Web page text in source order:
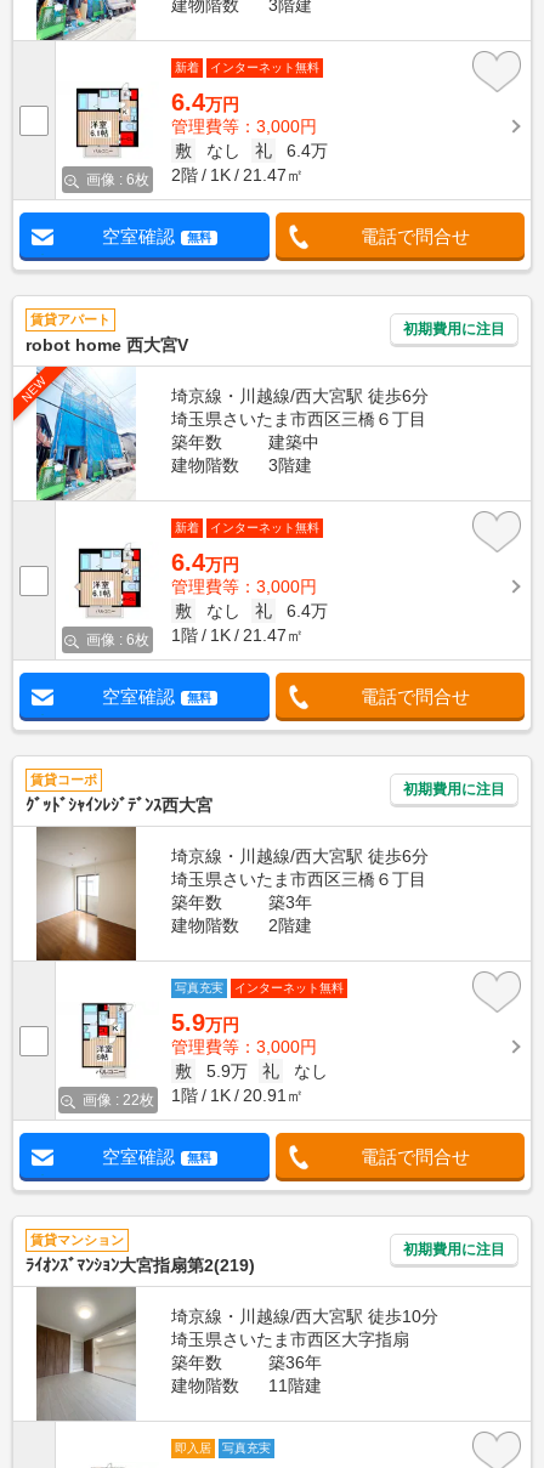
建物階数 3階建
画像 : 6枚
新着 インターネット無料
6.4万円
管理費等：3,000円
敷
なし 礼
6.4万
2階
1K 21.47㎡
空室確認 無料 電話で問合せ
賃貸アパート
robot home 西大宮V
初期費用に注目
NEW
埼京線・川越線/西大宮駅 徒歩6分
埼玉県さいたま市西区三橋６丁目
築年数
建築中
建物階数
3階建
画像 : 6枚
新着 インターネット無料
6.4万円
管理費等：3,000円
敷
なし 礼
6.4万
1階
1K 21.47㎡
空室確認 無料 電話で問合せ
賃貸コーポ
ｸﾞｯﾄﾞｼｬｲﾝﾚｼﾞﾃﾞﾝｽ西大宮
初期費用に注目
埼京線・川越線/西大宮駅 徒歩6分
埼玉県さいたま市西区三橋６丁目
築年数
築3年
建物階数
2階建
画像 : 22枚
写真充実 インターネット無料
5.9万円
管理費等：3,000円
敷
5.9万 礼
なし
1階
1K 20.91㎡
空室確認 無料 電話で問合せ
賃貸マンション
ﾗｲｵﾝｽﾞﾏﾝｼｮﾝ大宮指扇第2(219)
初期費用に注目
埼京線・川越線/西大宮駅 徒歩10分
埼玉県さいたま市西区大字指扇
築年数
築36年
建物階数
11階建
即入居 写真充実